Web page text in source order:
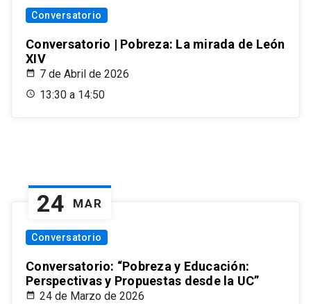
Conversatorio
Conversatorio | Pobreza: La mirada de León
XIV
7 de Abril de 2026
13:30 a 14:50
24 MAR
Conversatorio
Conversatorio: “Pobreza y Educación:
Perspectivas y Propuestas desde la UC”
24 de Marzo de 2026